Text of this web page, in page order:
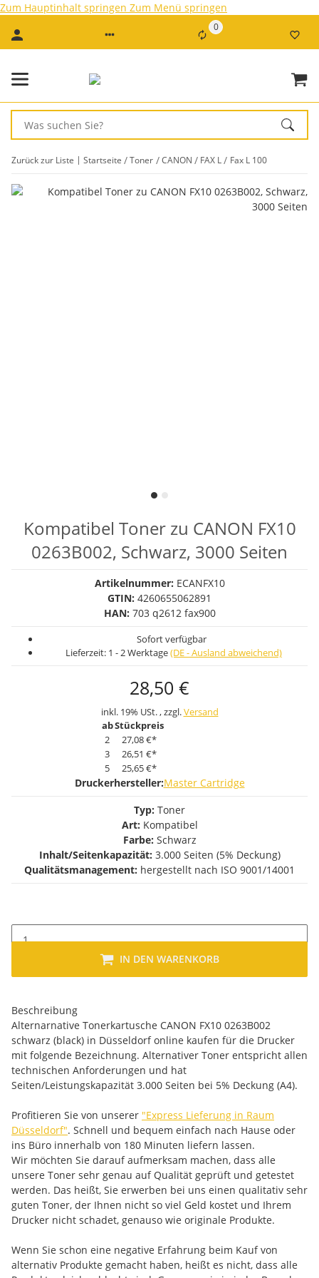
Zum Hauptinhalt springen Zum Menü springen
0
Zurück zur Liste Startseite Toner CANON FAX L Fax L 100
Kompatibel Toner zu CANON FX10
0263B002, Schwarz, 3000 Seiten
Artikelnummer: ECANFX10
GTIN: 4260655062891
HAN: 703 q2612 fax900
Sofort verfügbar
Lieferzeit: 1 - 2 Werktage(DE - Ausland abweichend)
28,50 €
inkl. 19% USt. , zzgl.Versand
abStückpreis
2
27,08 €*
3
26,51 €*
5
25,65 €*
Druckerhersteller:Master Cartridge
Typ: Toner
Art: Kompatibel
Farbe: Schwarz
Inhalt/Seitenkapazität: 3.000 Seiten (5% Deckung)
Qualitätsmanagement: hergestellt nach ISO 9001/14001
IN DEN WARENKORB
Beschreibung
Alternarnative Tonerkartusche CANON FX10 0263B002
schwarz (black) in Düsseldorf online kaufen für die Drucker
mit folgende Bezeichnung. Alternativer Toner entspricht allen
technischen Anforderungen und hat
Seiten/Leistungskapazität 3.000 Seiten bei 5% Deckung (A4).
Profitieren Sie von unserer "Express Lieferung in Raum
Düsseldorf". Schnell und bequem einfach nach Hause oder
ins Büro innerhalb von 180 Minuten liefern lassen.
Wir möchten Sie darauf aufmerksam machen, dass alle
unsere Toner sehr genau auf Qualität geprüft und getestet
werden. Das heißt, Sie erwerben bei uns einen qualitativ sehr
guten Toner, der Ihnen nicht so viel Geld kostet und Ihrem
Drucker nicht schadet, genauso wie originale Produkte.
Wenn Sie schon eine negative Erfahrung beim Kauf von
alternativ Produkte gemacht haben, heißt es nicht, dass alle